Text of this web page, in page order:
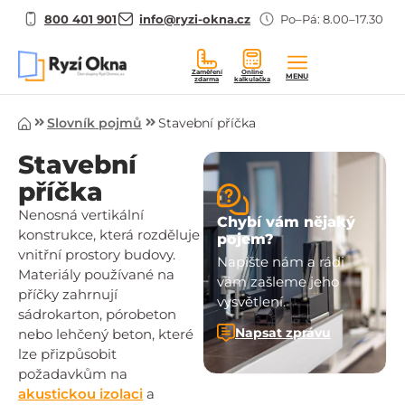
800 401 901 info@ryzi-okna.cz Po–Pá: 8.00–17.30
Zaměření
zdarma
Online
kalkulačka
MENU
ÚvodSlovník pojmů Stavební příčka
Stavební
příčka
Nenosná vertikální
konstrukce, která rozděluje
vnitřní prostory budovy.
Materiály používané na
příčky zahrnují
sádrokarton, pórobeton
nebo lehčený beton, které
lze přizpůsobit
požadavkům na
akustickou izolaci a
Chybí vám nějaký
pojem?
Napište nám a rádi
vám zašleme jeho
vysvětlení.
Napsat zprávu